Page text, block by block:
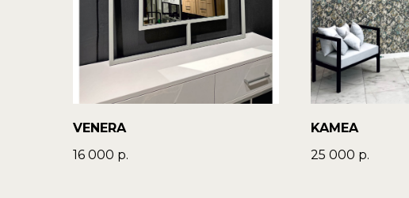
VENERA
16 000 р.
KAMEA
25 000 р.